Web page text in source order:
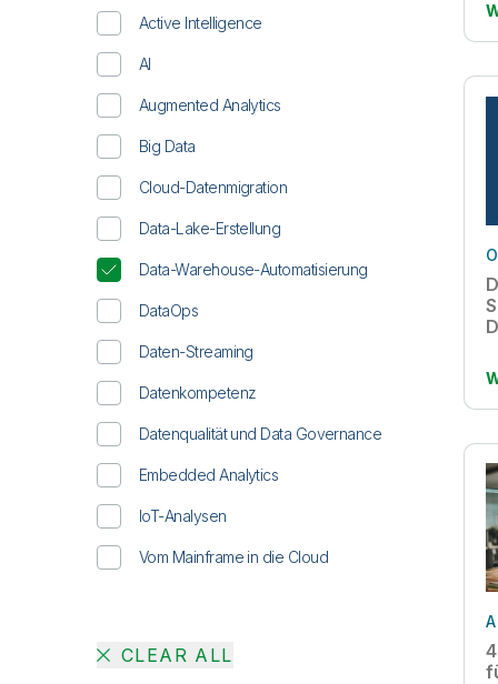
Lösungsübersicht
On-Demand-Webinar
Whitepaper
Fertigung
Finanzdienstleistungen
Gesundheitswesen
High Tech
Konsumgüter
Life Sciences
Transport/Logistik
Active Intelligence
AI
Augmented Analytics
Big Data
Cloud-Datenmigration
Data-Lake-Erstellung
Data-Warehouse-Automatisierung
DataOps
Daten-Streaming
Datenkompetenz
Datenqualität und Data Governance
Embedded Analytics
IoT-Analysen
Vom Mainframe in die Cloud
CLEAR ALL